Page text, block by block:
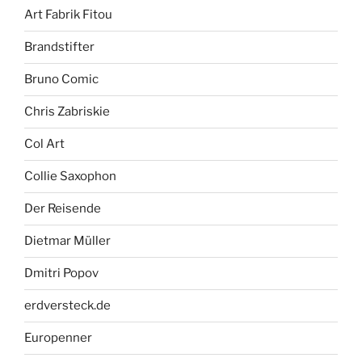
Art Fabrik Fitou
Brandstifter
Bruno Comic
Chris Zabriskie
Col Art
Collie Saxophon
Der Reisende
Dietmar Müller
Dmitri Popov
erdversteck.de
Europenner